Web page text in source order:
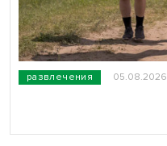
развлечения 05.08.2026